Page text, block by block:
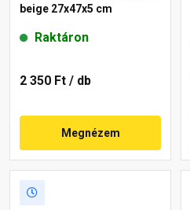
beige 27x47x5 cm
Raktáron
2 350 Ft / db
Megnézem